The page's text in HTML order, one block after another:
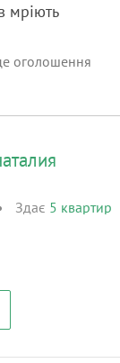
мріють
оголошення
Здає 5 квартир